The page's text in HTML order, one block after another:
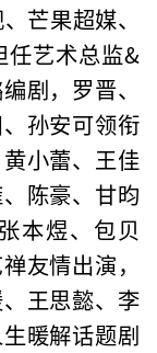
芒果超媒、
任艺术总监&
剧，罗晋、
孙安可领衔
小蕾、王佳
陈豪、甘昀
本煜、包贝
友情出演，
王思懿、李
暖解话题剧